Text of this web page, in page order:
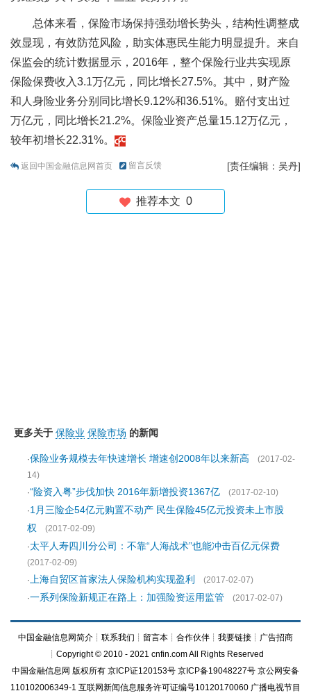
总体来看，保险市场保持强劲增长势头，结构性调整成
效显现，有效防范风险，助实体惠民生能力明显提升。来自
保监会的统计数据显示，2016年，整个保险行业共实现原
保险保费收入3.1万亿元，同比增长27.5%。其中，财产险
和人身险业务分别同比增长9.12%和36.51%。赔付支出过
万亿元，同比增长21.2%。保险业资产总量15.12万亿元，
较年初增长22.31%。
返回中国金融信息网首页 留言反馈 [责任编辑：吴丹]
推荐本文 0
更多关于 保险业 保险市场 的新闻
·保险业务规模去年快速增长 增速创2008年以来新高
(2017-02-
14)
·“险资入粤”步伐加快 2016年新增投资1367亿
(2017-02-10)
·1月三险企54亿元购置不动产 民生保险45亿元投资未上市股
权
(2017-02-09)
·太平人寿四川分公司：不靠“人海战术”也能冲击百亿元保费
(2017-02-09)
· 上海自贸区首家法人保险机构实现盈利
(2017-02-07)
·一系列保险新规正在路上：加强险资运用监管 (2017-02-07)
中国金融信息网简介 ┊ 联系我们 ┊ 留言本 ┊ 合作伙伴 ┊ 我要链接 ┊ 广告招商
┊Copyright © 2010 - 2021 cnfin.com All Rights Reserved
中国金融信息网 版权所有 京ICP证120153号 京ICP备19048227号 京公网安备
110102006349-1 互联网新闻信息服务许可证编号10120170060 广播电视节目